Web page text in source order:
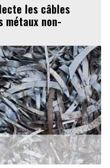
les câbles
métaux non-